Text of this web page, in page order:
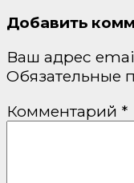
Добавить
Ваш адрес
Обязательные
Комментарий *